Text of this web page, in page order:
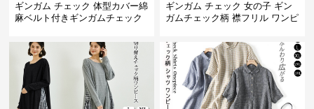
ギンガム チェック 体型カバー綿
麻ベルト付きギンガムチェック
ギンガム チェック 女の子 ギン
ガムチェック柄 襟フリル ワンピ